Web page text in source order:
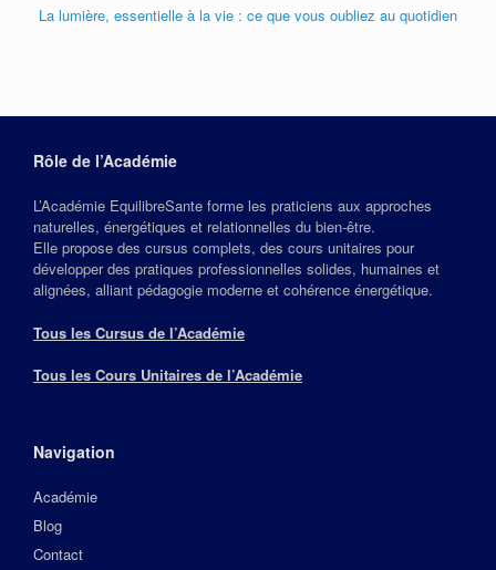
La lumière, essentielle à la vie : ce que vous oubliez au quotidien
Rôle de l’Académie
L’Académie EquilibreSante forme les praticiens aux approches
naturelles, énergétiques et relationnelles du bien‑être.
Elle propose des cursus complets, des cours unitaires pour
développer des pratiques professionnelles solides, humaines et
alignées, alliant pédagogie moderne et cohérence énergétique.
Tous les Cursus de l’Académie
Tous les Cours Unitaires de l’Académie
Navigation
Académie
Blog
Contact